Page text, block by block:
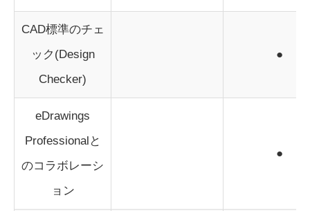
CAD標準のチェ
ック(Design
Checker)
●
eDrawings
Professionalと
のコラボレーシ
ョン
●